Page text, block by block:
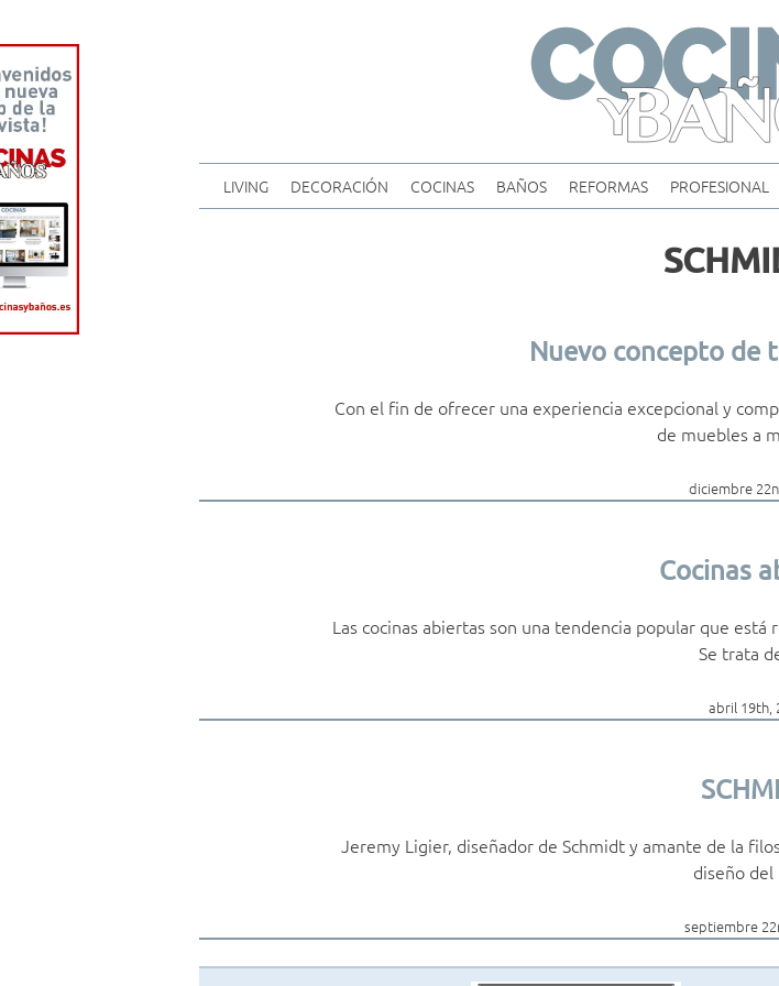
LIVING DECORACIÓN COCINAS BAÑOS REFORMAS PROFESIONAL
Nuevo concepto de
Con el fin de ofrecer una experiencia excepcional y
de muebles a
diciembre
Cocinas
Las cocinas abiertas son una tendencia popular que
Se trata
abril 19th,
Jeremy Ligier, diseñador de Schmidt y amante de la
diseño del
septiembre